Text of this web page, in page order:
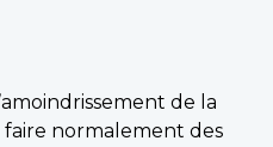
de la
normalement des